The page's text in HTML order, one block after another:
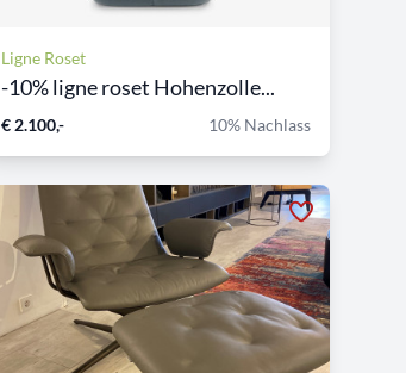
Ligne Roset
-10% ligne roset Hohenzolle...
€ 2.100,- 10% Nachlass